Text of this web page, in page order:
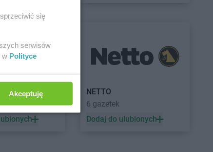
NETTO
6 gazetek
Dodaj do ulubionych
się
serwisów
w Polityce
Akceptuję